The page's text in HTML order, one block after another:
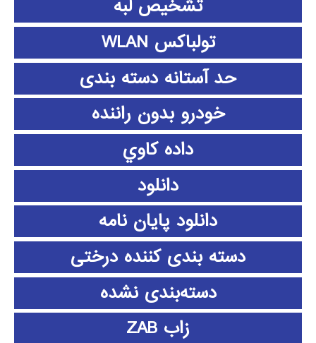
تشخیص لبه
تولباکس WLAN
حد آستانه دسته بندی
خودرو بدون راننده
داده كاوي
دانلود
دانلود پايان نامه
دسته بندی کننده درختی
دسته‌بندی نشده
زاب ZAB